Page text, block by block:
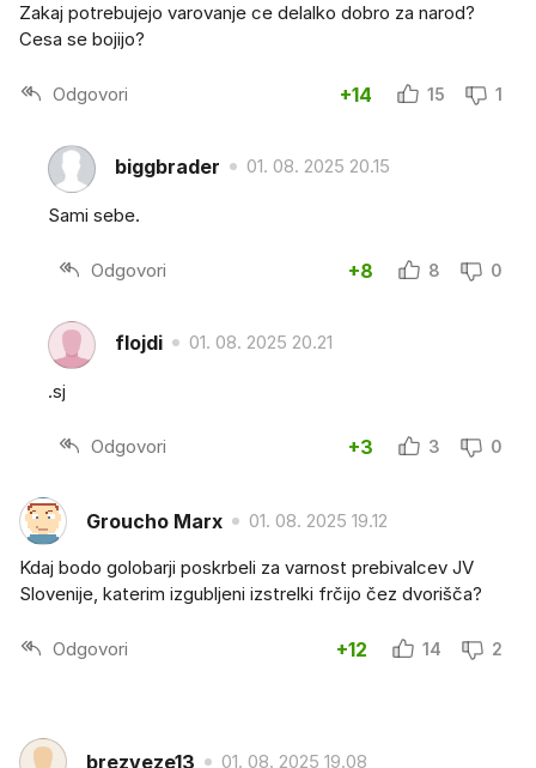
Zakaj potrebujejo varovanje ce delalko dobro za narod?
Cesa se bojijo?
Odgovori +14 15 1
biggbrader 01. 08. 2025 20.15
Sami sebe.
Odgovori +8 8 0
flojdi 01. 08. 2025 20.21
.sj
Odgovori +3 3 0
Groucho Marx 01. 08. 2025 19.12
Kdaj bodo golobarji poskrbeli za varnost prebivalcev JV
Slovenije, katerim izgubljeni izstrelki frčijo čez dvorišča?
Odgovori +12 14 2
brezveze13 01. 08. 2025 19.08